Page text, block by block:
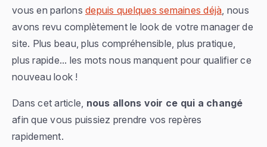
vous en parlons depuis quelques semaines déjà , nous
avons revu complètement le look de votre manager de
site. Plus beau, plus compréhensible, plus pratique,
plus rapide... les mots nous manquent pour qualifier ce
nouveau look !
Dans cet article, nous allons voir ce qui a changé
afin que vous puissiez prendre vos repères
rapidement.